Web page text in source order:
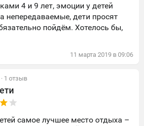
4 и 9 лет, эмоции у детей
непередаваемые, дети просят
пойдём. Хотелось бы,
11 марта 2019 в 09:06
· 1 отзыв
самое лучшее место отдыха –